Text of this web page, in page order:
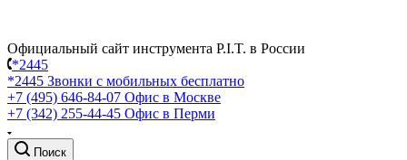
Официальный сайт инструмента P.I.T. в России
*2445
*2445 Звонки с мобильных бесплатно
+7 (495) 646-84-07 Офис в Москве
+7 (342) 255-44-45 Офис в Перми
Поиск